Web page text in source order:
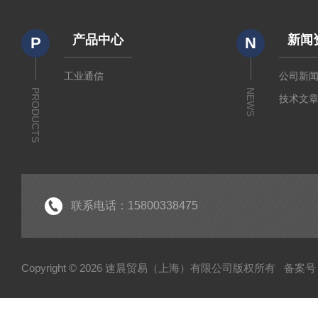
P
PRODUCTS
产品中心
工业通信
N
NEWS
新闻
公司新
技术文
联系电话：15800338475
Copyright © 2026 速晨贸易（上海）有限公司版权所有 备案号